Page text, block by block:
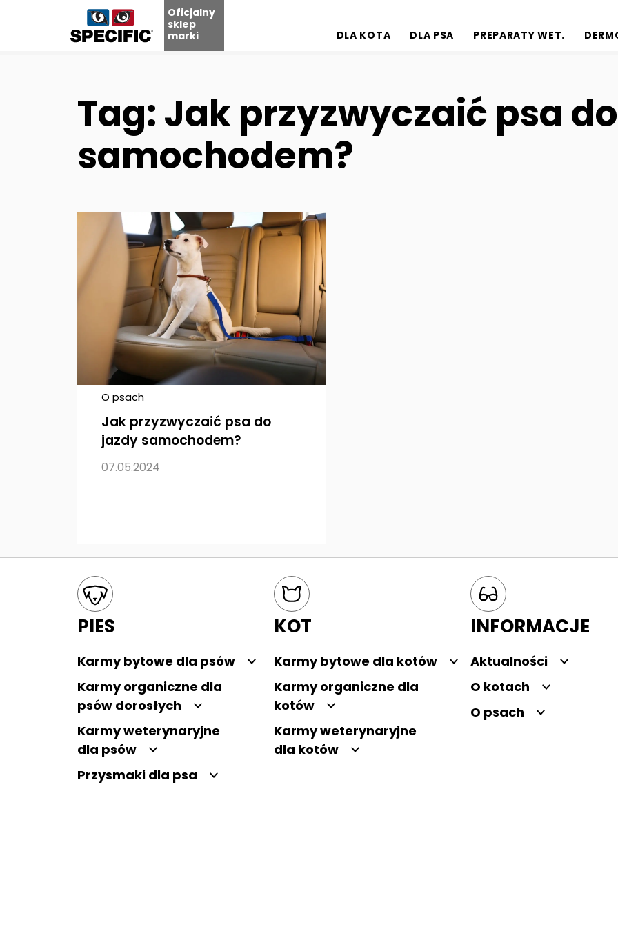
Oficjalny
sklep
marki
DLA KOTA
DLA PSA PREPARATY WET.
Tag: Jak przyzwyczaić psa
samochodem?
O psach
Jak przyzwyczaić psa do
jazdy samochodem?
07.05.2024
Mapa kategorii
PIES
Karmy bytowe dla psów
Karmy organiczne dla
psów dorosłych
Karmy weterynaryjne
dla psów
Przysmaki dla psa
KOT
Karmy bytowe dla kotów
Karmy organiczne dla
kotów
Karmy weterynaryjne
dla kotów
INFORMACJE
Aktualności
O kotach
O psach